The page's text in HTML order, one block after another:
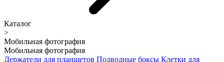
Каталог
>
Мобильная фотография
Мобильная фотография
Держатели для планшетов Подводные боксы Клетки для